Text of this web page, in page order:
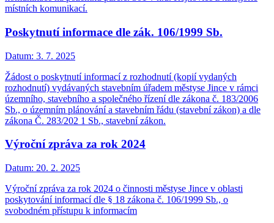
místních komunikací.
Poskytnutí informace dle zák. 106/1999 Sb.
Datum: 3. 7. 2025
Žádost o poskytnutí informací z rozhodnutí (kopií vydaných
rozhodnutí) vydávaných stavebním úřadem městyse Jince v rámci
územního, stavebního a společného řízení dle zákona č. 183/2006
Sb., o územním plánování a stavebním řádu (stavební zákon) a dle
zákona Č. 283/202 1 Sb., stavební zákon.
Výroční zpráva za rok 2024
Datum: 20. 2. 2025
Výroční zpráva za rok 2024 o činnosti městyse Jince v oblasti
poskytování informací dle § 18 zákona č. 106/1999 Sb., o
svobodném přístupu k informacím